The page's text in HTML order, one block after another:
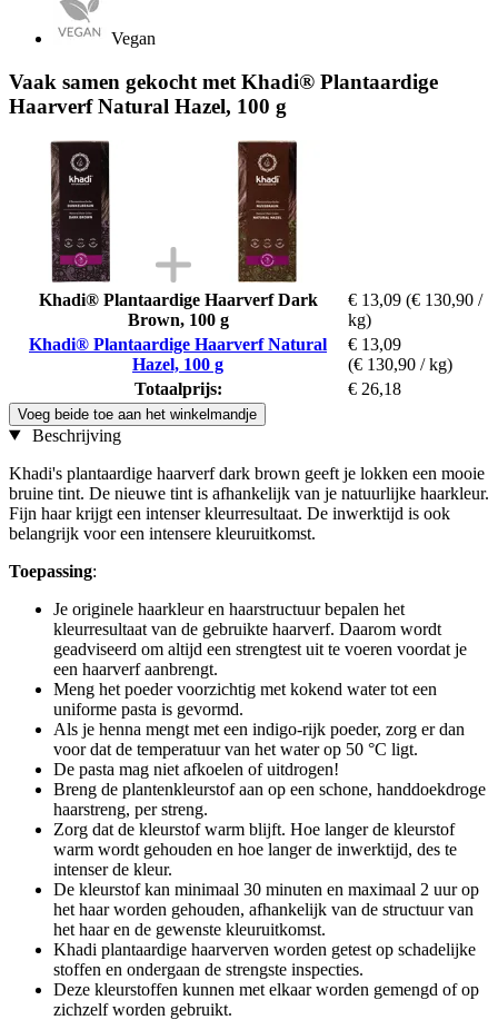
Vegan
Vaak samen gekocht met Khadi® Plantaardige
Haarverf Natural Hazel, 100 g
Khadi® Plantaardige Haarverf Dark
Brown, 100 g
€ 13,09 (€ 130,90 /
kg)
Khadi® Plantaardige Haarverf Natural
Hazel, 100 g
€ 13,09
(€ 130,90 / kg)
Totaalprijs:
€ 26,18
Voeg beide toe aan het winkelmandje
Beschrijving
Khadi's plantaardige haarverf dark brown geeft je lokken een mooie
bruine tint. De nieuwe tint is afhankelijk van je natuurlijke haarkleur.
Fijn haar krijgt een intenser kleurresultaat. De inwerktijd is ook
belangrijk voor een intensere kleuruitkomst.
Toepassing:
Je originele haarkleur en haarstructuur bepalen het
kleurresultaat van de gebruikte haarverf. Daarom wordt
geadviseerd om altijd een strengtest uit te voeren voordat je
een haarverf aanbrengt.
Meng het poeder voorzichtig met kokend water tot een
uniforme pasta is gevormd.
Als je henna mengt met een indigo-rijk poeder, zorg er dan
voor dat de temperatuur van het water op 50 °C ligt.
De pasta mag niet afkoelen of uitdrogen!
Breng de plantenkleurstof aan op een schone, handdoekdroge
haarstreng, per streng.
Zorg dat de kleurstof warm blijft. Hoe langer de kleurstof
warm wordt gehouden en hoe langer de inwerktijd, des te
intenser de kleur.
De kleurstof kan minimaal 30 minuten en maximaal 2 uur op
het haar worden gehouden, afhankelijk van de structuur van
het haar en de gewenste kleuruitkomst.
Khadi plantaardige haarverven worden getest op schadelijke
stoffen en ondergaan de strengste inspecties.
Deze kleurstoffen kunnen met elkaar worden gemengd of op
zichzelf worden gebruikt.